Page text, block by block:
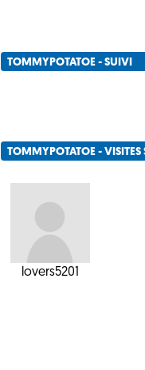
TOMMYPOTATOE - SUIVI
TOMMYPOTATOE - VISITES
lovers5201